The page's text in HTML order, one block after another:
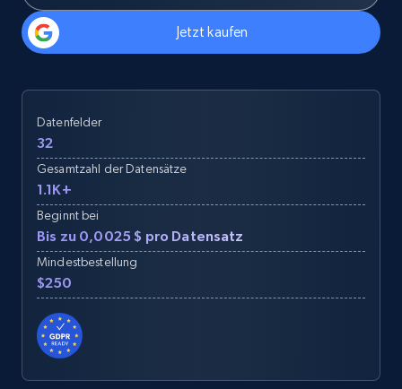
Jetzt kaufen
Datenfelder
32
Gesamtzahl der Datensätze
1.1K+
Beginnt bei
Bis zu 0,0025 $ pro Datensatz
Mindestbestellung
$250